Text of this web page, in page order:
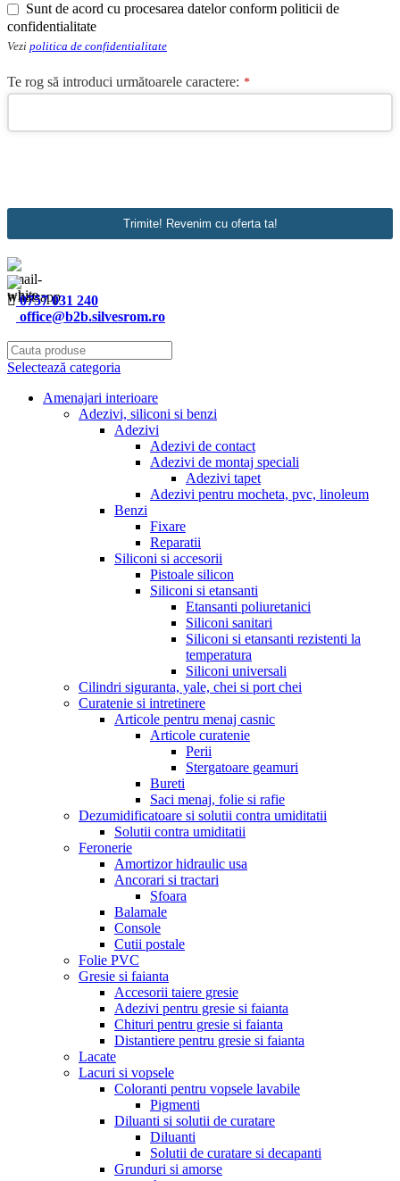
Sunt de acord cu procesarea datelor conform politicii de
confidentialitate
Vezi politica de confidentialitate
Te rog să introduci următoarele caractere: *
Trimite! Revenim cu oferta ta!
0757 031 240
office@b2b.silvesrom.ro
Selectează categoria
Amenajari interioare
Adezivi, siliconi si benzi
Adezivi
Adezivi de contact
Adezivi de montaj speciali
Adezivi tapet
Adezivi pentru mocheta, pvc, linoleum
Benzi
Fixare
Reparatii
Siliconi si accesorii
Pistoale silicon
Siliconi si etansanti
Etansanti poliuretanici
Siliconi sanitari
Siliconi si etansanti rezistenti la
temperatura
Siliconi universali
Cilindri siguranta, yale, chei si port chei
Curatenie si intretinere
Articole pentru menaj casnic
Articole curatenie
Perii
Stergatoare geamuri
Bureti
Saci menaj, folie si rafie
Dezumidificatoare si solutii contra umiditatii
Solutii contra umiditatii
Feronerie
Amortizor hidraulic usa
Ancorari si tractari
Sfoara
Balamale
Console
Cutii postale
Folie PVC
Gresie si faianta
Accesorii taiere gresie
Adezivi pentru gresie si faianta
Chituri pentru gresie si faianta
Distantiere pentru gresie si faianta
Lacate
Lacuri si vopsele
Coloranti pentru vopsele lavabile
Pigmenti
Diluanti si solutii de curatare
Diluanti
Solutii de curatare si decapanti
Grunduri si amorse